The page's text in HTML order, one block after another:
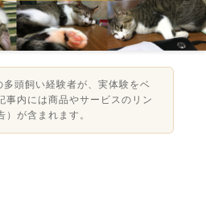
頭飼い経験者が、実体験をベ
事内には商品やサービスのリン
）が含まれます。